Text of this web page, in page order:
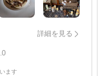
乾杯にまで見たこ
り当日は大変盛り
方がゲストを巻き
仕掛けてくださり
。
詳細を見る
ます